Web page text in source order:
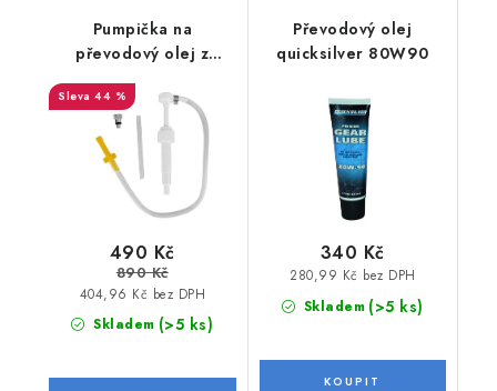
Pumpička na
převodový olej z
litrových náplní
44 %
Skladem (>5 ks)
404,96 Kč bez DPH
490 Kč
890 Kč
Převodový olej
quicksilver 80W90
Skladem (>5 ks)
280,99 Kč bez DPH
340 Kč